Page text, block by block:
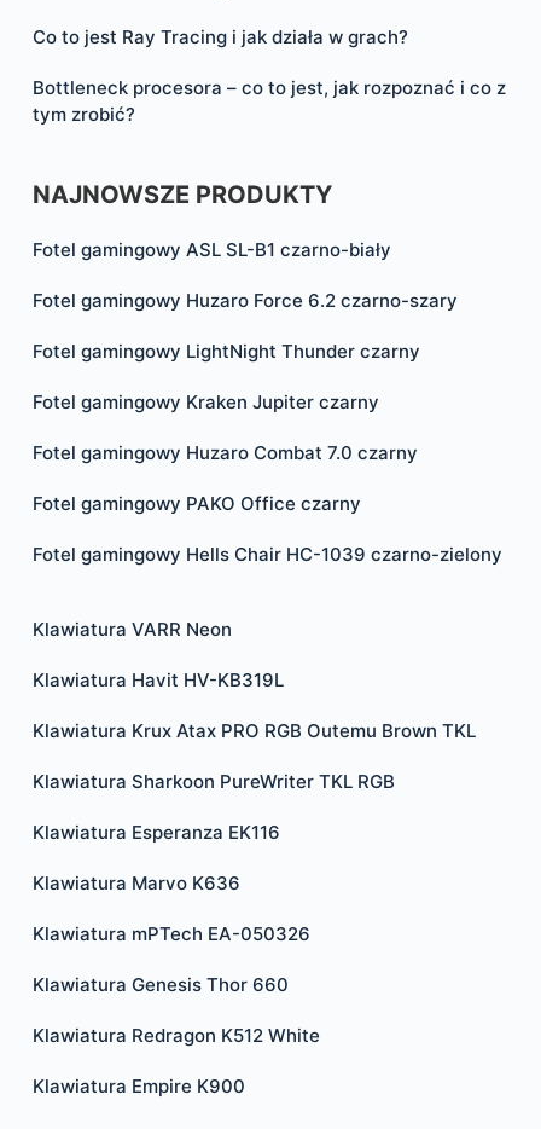
Co to jest Ray Tracing i jak działa w grach?
Bottleneck procesora – co to jest, jak rozpoznać i co z
tym zrobić?
NAJNOWSZE PRODUKTY
Fotel gamingowy ASL SL-B1 czarno-biały
Fotel gamingowy Huzaro Force 6.2 czarno-szary
Fotel gamingowy LightNight Thunder czarny
Fotel gamingowy Kraken Jupiter czarny
Fotel gamingowy Huzaro Combat 7.0 czarny
Fotel gamingowy PAKO Office czarny
Fotel gamingowy Hells Chair HC-1039 czarno-zielony
Klawiatura VARR Neon
Klawiatura Havit HV-KB319L
Klawiatura Krux Atax PRO RGB Outemu Brown TKL
Klawiatura Sharkoon PureWriter TKL RGB
Klawiatura Esperanza EK116
Klawiatura Marvo K636
Klawiatura mPTech EA-050326
Klawiatura Genesis Thor 660
Klawiatura Redragon K512 White
Klawiatura Empire K900